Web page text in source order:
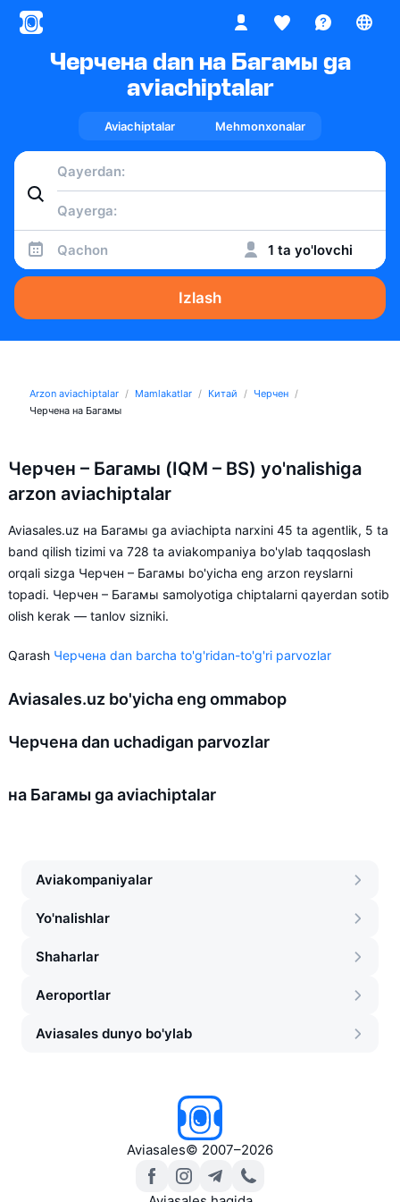
Черчена dan на Багамы ga
aviachiptalar
Aviachiptalar Mehmonxonalar
Qachon 1 ta yo'lovchi
Izlash
Arzon aviachiptalar Mamlakatlar Китай
Черчен
Черчена на Багамы
Черчен – Багамы (IQM – BS) yo'nalishiga
arzon aviachiptalar
Aviasales.uz на Багамы ga aviachipta narxini 45 ta agentlik, 5 ta
band qilish tizimi va 728 ta aviakompaniya bo'ylab taqqoslash
orqali sizga Черчен – Багамы bo'yicha eng arzon reyslarni
topadi. Черчен – Багамы samolyotiga chiptalarni qayerdan sotib
olish kerak — tanlov sizniki.
Qarash Черчена dan barcha to'g'ridan-to'g'ri parvozlar
Aviasales.uz bo'yicha eng ommabop
Черчена dan uchadigan parvozlar
на Багамы ga aviachiptalar
Aviakompaniyalar
Yo'nalishlar
Shaharlar
Aeroportlar
Aviasales dunyo bo'ylab
Aviasales© 2007–2026